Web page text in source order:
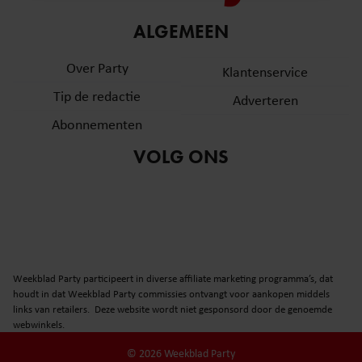
partners voor social media, adverteren en analyse. Deze
informatie die u aan ze heeft verstrekt of die ze hebben
verzameld op basis van uw gebruik van hun services. U
gebruiken.
ALGEMEEN
Over Party
Tip de redactie
Abonnementen
Klantenservice
Adverteren
VOLG ONS
Weekblad Party participeert in diverse affiliate marketing programma’s, dat
houdt in dat Weekblad Party commissies ontvangt voor aankopen middels
links van retailers. Deze website wordt niet gesponsord door de genoemde
webwinkels.
© 2026 Weekblad Party